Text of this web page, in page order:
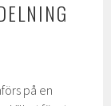
på en